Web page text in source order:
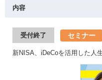
内容
受付終了 セミナー
新NISA、iDeCoを活用した人